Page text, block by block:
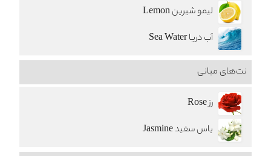
لیمو شیرین Lemon
آب دریا Sea Water
نت‌های میانی
رز Rose
یاس سفید Jasmine